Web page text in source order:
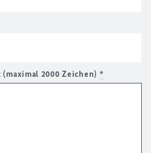
2000 Zeichen) *